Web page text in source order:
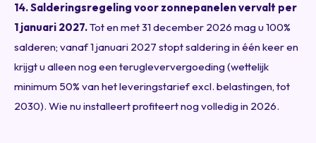
14. Salderingsregeling voor zonnepanelen vervalt per
1 januari 2027.Tot en met 31 december 2026 mag u 100%
salderen; vanaf 1 januari 2027 stopt saldering in één keer en
krijgt u alleen nog een terugleververgoeding (wettelijk
minimum 50% van het leveringstarief excl. belastingen, tot
2030). Wie nu installeert profiteert nog volledig in 2026.